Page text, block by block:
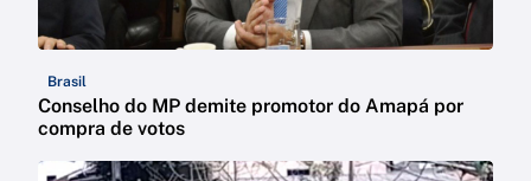
Brasil
Conselho do MP demite promotor do Amapá por
compra de votos